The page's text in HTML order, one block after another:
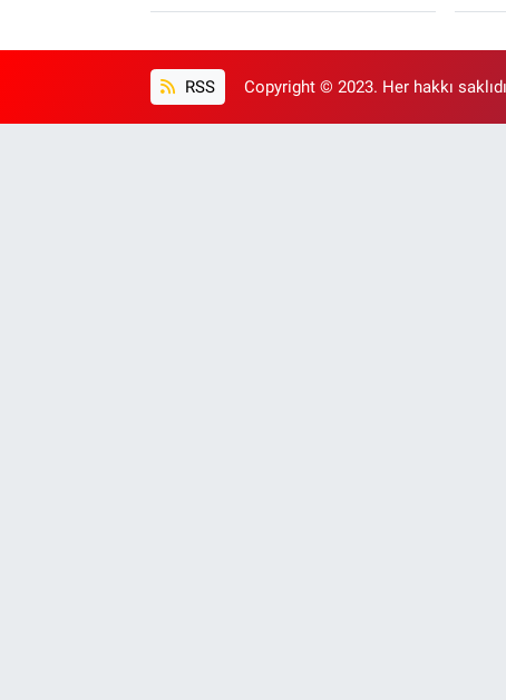
RSS Copyright © 2023. Her hakkı